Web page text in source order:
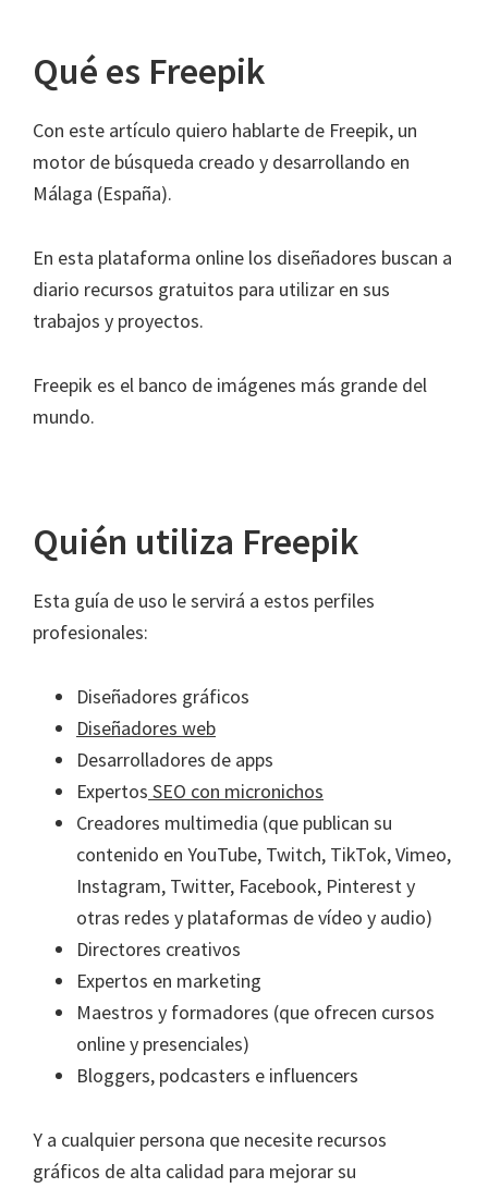
Qué es Freepik
Con este artículo quiero hablarte de Freepik, un
motor de búsqueda creado y desarrollando en
Málaga (España).
En esta plataforma online los diseñadores buscan a
diario recursos gratuitos para utilizar en sus
trabajos y proyectos.
Freepik es el banco de imágenes más grande del
mundo.
Quién utiliza Freepik
Esta guía de uso le servirá a estos perfiles
profesionales:
Diseñadores gráficos
Diseñadores web
Desarrolladores de apps
Expertos SEO con micronichos
Creadores multimedia (que publican su
contenido en YouTube, Twitch, TikTok, Vimeo,
Instagram, Twitter, Facebook, Pinterest y
otras redes y plataformas de vídeo y audio)
Directores creativos
Expertos en marketing
Maestros y formadores (que ofrecen cursos
online y presenciales)
Bloggers, podcasters e influencers
Y a cualquier persona que necesite recursos
gráficos de alta calidad para mejorar su